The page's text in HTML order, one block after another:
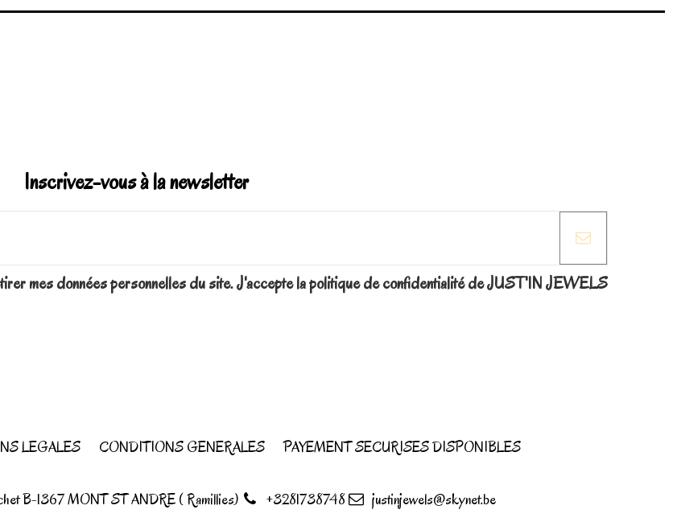
Inscrivez-vous à la newsletter
mes données personnelles du site. J'accepte la politique de confidentialité de JUST'IN JEWELS
LEGALES CONDITIONS GENERALES PAYEMENT SECURISES DISPONIBLES
B-1367 MONT ST ANDRE ( Ramillies) +3281738748 justinjewels@skynet.be